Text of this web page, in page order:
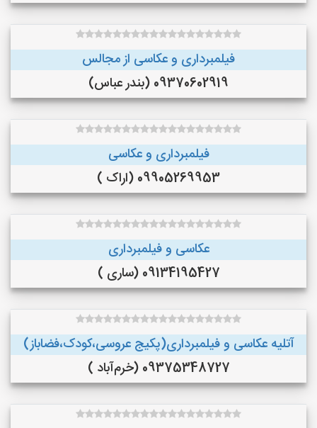
فیلمبرداری و عکاسی از مجالس
09370602919 (بندر عباس)
فیلمبرداری و عکاسی
09905269953 (اراک )
عکاسی و فیلمبرداری
09134195427 (ساری )
آتلیه عکاسی و فیلمبرداری(پکیج عروسی،کودک،فضاباز)
09375348727 (خرم‌آباد )